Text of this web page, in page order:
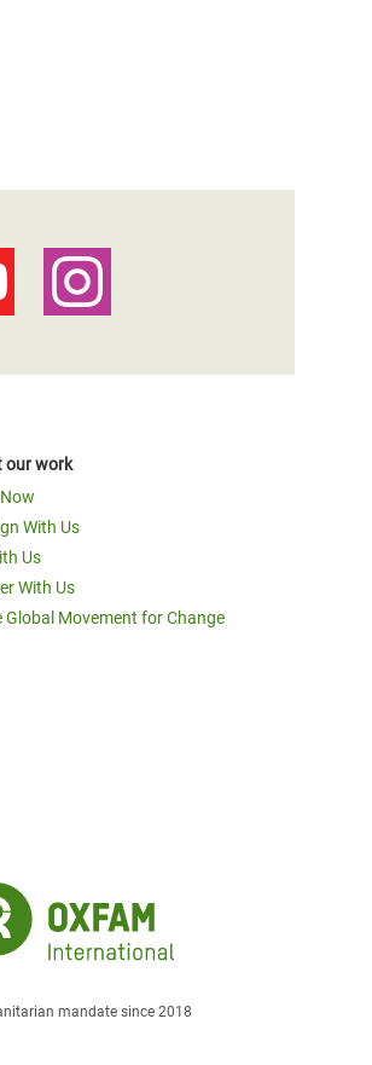
our work
With Us
Us
With Us
Global Movement for Change
mandate since 2018